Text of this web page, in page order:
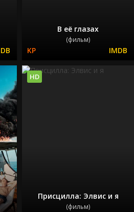
В её глазах
(фильм)
Присцилла: Элвис и я
(фильм)
HD